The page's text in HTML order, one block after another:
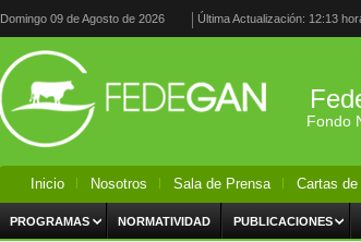
Domingo 09 de Agosto de 2026 Última Actualización: 12:13
Fondo
Inicio Nosotros Sala de Prensa Cartas
PROGRAMAS NORMATIVIDAD PUBLICACIONES